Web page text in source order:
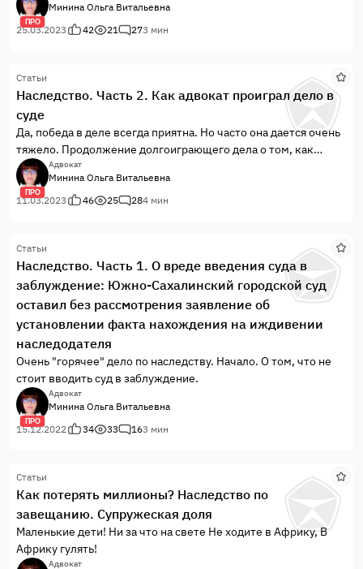
ПРО
Минина Ольга Витальевна
25.03.2023
42 21 273 мин
Статьи
Наследство. Часть 2. Как адвокат проиграл дело в
суде
Да, победа в деле всегда приятна. Но часто она дается очень
тяжело. Продолжение долгоиграющего дела о том, как
сиделка хотела получить наследство.
ПРО
Адвокат
Минина Ольга Витальевна
11.03.2023
46 25 284 мин
Статьи
Наследство. Часть 1. О вреде введения суда в
заблуждение: Южно-Сахалинский городской суд
оставил без рассмотрения заявление об
установлении факта нахождения на иждивении
наследодателя
Очень "горячее" дело по наследству. Начало. О том, что не
стоит вводить суд в заблуждение.
ПРО
Адвокат
Минина Ольга Витальевна
15.12.2022
34 33 163 мин
Статьи
Как потерять миллионы? Наследство по
завещанию. Супружеская доля
Маленькие дети! Ни за что на свете Не ходите в Африку, В
Африку гулять!
Адвокат